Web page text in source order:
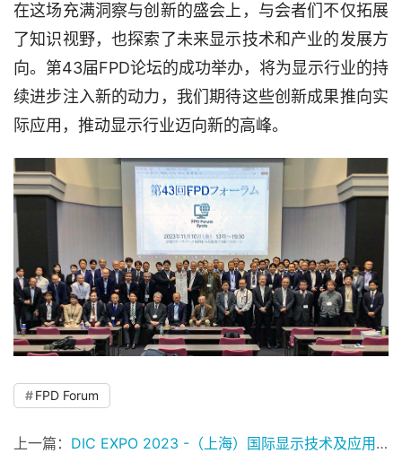
在这场充满洞察与创新的盛会上，与会者们不仅拓展
了知识视野，也探索了未来显示技术和产业的发展方
向。第43届FPD论坛的成功举办，将为显示行业的持
续进步注入新的动力，我们期待这些创新成果推向实
际应用，推动显示行业迈向新的高峰。
FPD Forum
上一篇： DIC EXPO 2023 -（上海）国际显示技术及应用创新展惊艳开展，日本馆亮眼引观众驻足！